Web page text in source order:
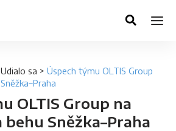
Udialo sa > Úspech týmu OLTIS Group
OLTIS Group na
Sněžka–Praha